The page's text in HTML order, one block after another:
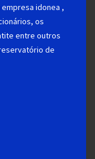
idonea ,
os
entre outros
de